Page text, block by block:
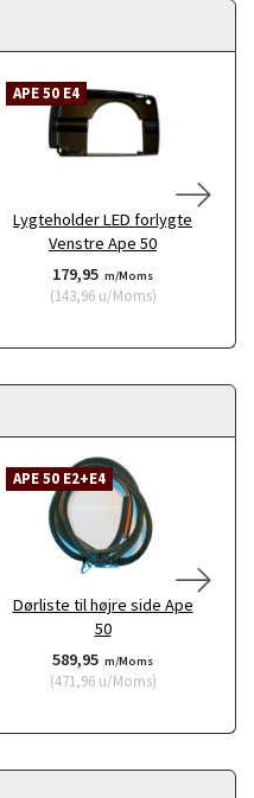
APE 50 E4
Lygteholder LED forlygte
Venstre Ape 50
179,95 m/Moms
(143,96u/Moms)
APE 50 E2+E4
Dørliste til højre side Ape
50
589,95 m/Moms
(471,96u/Moms)